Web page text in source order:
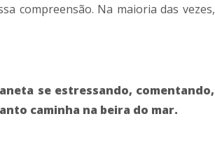
compreensão. Na maioria das vezes,
se estressando, comentando,
caminha na beira do mar.